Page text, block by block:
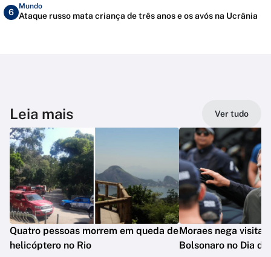
6
Mundo
Ataque russo mata criança de três anos e os avós na Ucrânia
Leia mais Ver tudo
Quatro pessoas morrem em queda de
helicóptero no Rio
Moraes nega visita
Bolsonaro no Dia